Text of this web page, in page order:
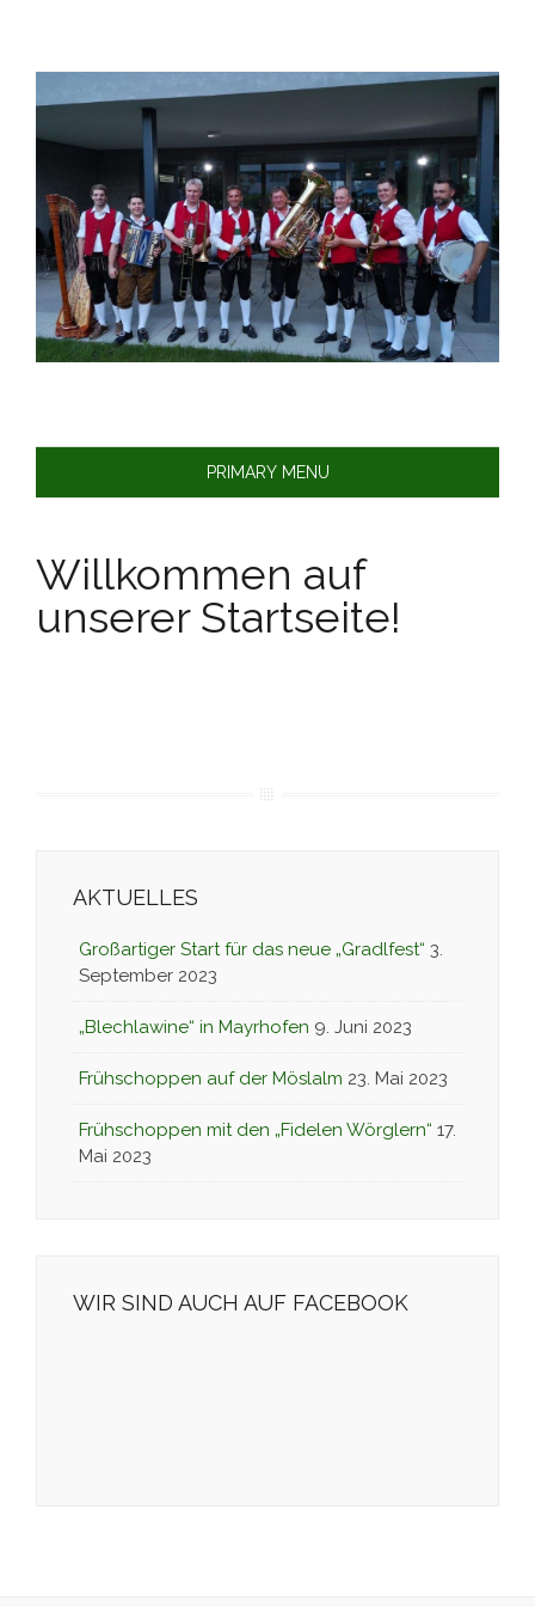
content
PRIMARY MENU
Willkommen auf
unserer Startseite!
AKTUELLES
Großartiger Start für das neue „Gradlfest“ 3.
September 2023
„Blechlawine“ in Mayrhofen 9. Juni 2023
Frühschoppen auf der Möslalm 23. Mai 2023
Frühschoppen mit den „Fidelen Wörglern“ 17.
Mai 2023
WIR SIND AUCH AUF FACEBOOK